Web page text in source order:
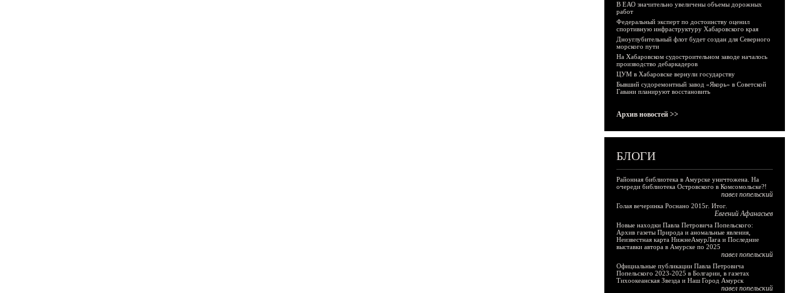
В ЕАО значительно увеличены объемы дорожных
работ
Федеральный эксперт по достоинству оценил
спортивную инфраструктуру Хабаровского края
Дноуглубительный флот будет создан для Северного
морского пути
На Хабаровском судостроительном заводе началось
производство дебаркадеров
ЦУМ в Хабаровске вернули государству
Бывший судоремонтный завод «Якорь» в Советской
Гавани планируют восстановить
Архив новостей >>
БЛОГИ
Районная библиотека в Амурске уничтожена. На
очереди библиотека Островского в Комсомольске?!
павел попельский
Голая вечеринка Роснано 2015г. Итог.
Евгений Афанасьев
Новые находки Павла Петровича Попельского:
Архив газеты Природа и аномальные явления,
Неизвестная карта НижнеАмурЛага и Последние
выставки автора в Амурске по 2025
павел попельский
Официальные публикации Павла Петровича
Попельского 2023-2025 в Болгарии, в газетах
Тихоокеанская Звезда и Наш Город Амурск
павел попельский